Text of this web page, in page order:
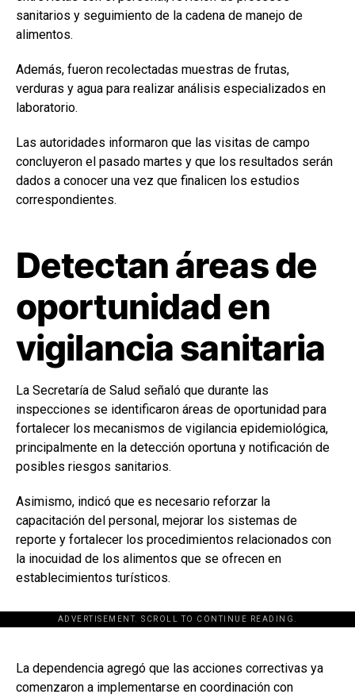
sanitarios y seguimiento de la cadena de manejo de
alimentos.
Además, fueron recolectadas muestras de frutas,
verduras y agua para realizar análisis especializados en
laboratorio.
Las autoridades informaron que las visitas de campo
concluyeron el pasado martes y que los resultados serán
dados a conocer una vez que finalicen los estudios
correspondientes.
Detectan áreas de
oportunidad en
vigilancia sanitaria
La Secretaría de Salud señaló que durante las
inspecciones se identificaron áreas de oportunidad para
fortalecer los mecanismos de vigilancia epidemiológica,
principalmente en la detección oportuna y notificación de
posibles riesgos sanitarios.
Asimismo, indicó que es necesario reforzar la
capacitación del personal, mejorar los sistemas de
reporte y fortalecer los procedimientos relacionados con
la inocuidad de los alimentos que se ofrecen en
establecimientos turísticos.
ADVERTISEMENT. SCROLL TO CONTINUE READING.
[adsforwp id="243463"]
La dependencia agregó que las acciones correctivas ya
comenzaron a implementarse en coordinación con